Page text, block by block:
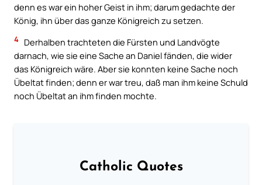
denn es war ein hoher Geist in ihm; darum gedachte der
König, ihn über das ganze Königreich zu setzen.
4 Derhalben trachteten die Fürsten und Landvögte
darnach, wie sie eine Sache an Daniel fänden, die wider
das Königreich wäre. Aber sie konnten keine Sache noch
Übeltat finden; denn er war treu, daß man ihm keine Schuld
noch Übeltat an ihm finden mochte.
Catholic Quotes